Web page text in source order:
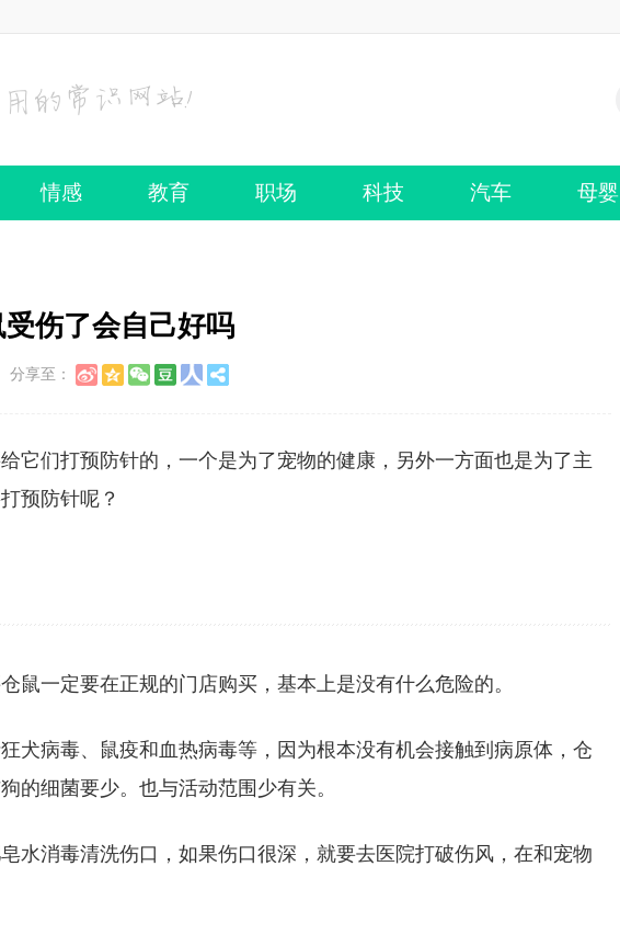
情感 教育 职场 科技 汽车 母婴
伤了会自己好吗
分享至：
它们打预防针的，一个是为了宠物的健康，另外一方面也是为了主
预防针呢？
鼠一定要在正规的门店购买，基本上是没有什么危险的。
犬病毒、鼠疫和血热病毒等，因为根本没有机会接触到病原体，仓
的细菌要少。也与活动范围少有关。
水消毒清洗伤口，如果伤口很深，就要去医院打破伤风，在和宠物